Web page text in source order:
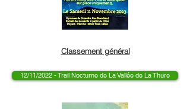
Classement général
12/11/2022 - Trail Nocturne de La Vallée de La Thure